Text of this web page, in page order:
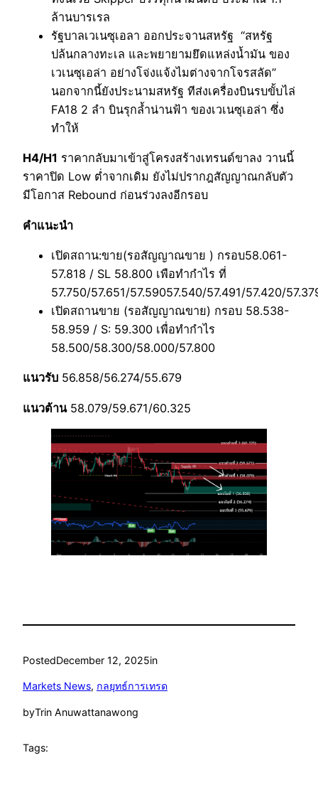
ล้านบารเรล
รัฐบาลเวเนซุเอลา ออกประจานสหรัฐ “สหรัฐ
ปล้นกลางทะเล และพยายามยึดแหล่งน้ำมัน ของ
เวเนซุเอล่า อย่างโจ่งแจ้งไมต่างจากโจรสลัด”
นอกจากนี้ยังประนามสหรัฐ ทีส่งเครื่องบินรบขั้บไล่
FA18 2 ลำ บินรุกล้ำน่านฟ้า ของเวเนซุเอล่า ซึ่ง
ทำให้
H4/H1 ราคากลับมาเข้าสู่โครงสร้างเทรนด์ขาลง วานนี้
ราคาปิด Low ต่ำจากเดิม ยังไม่ปรากฎสัญญาณกลับตัว
มีโอกาส Rebound ก่อนร่วงลงอีกรอบ
คำแนะนำ
เปิดสถาน:ขาย(รอสัญญาณขาย ) กรอบ58.061-
57.818 / SL 58.800 เพือทำกำไร ที่
57.750/57.651/57.59057.540/57.491/57.420/
เปิดสถานขาย (รอสัญญาณขาย) กรอบ 58.538-
58.959 / S: 59.300 เพื่อทำกำไร
58.500/58.300/58.000/57.800
แนวรับ 56.858/56.274/55.679
แนวต้าน58.079/59.671/60.325
PostedDecember 12, 2025in
Markets News, กลยุทธ์การเทรด
byTrin Anuwattanawong
Tags: